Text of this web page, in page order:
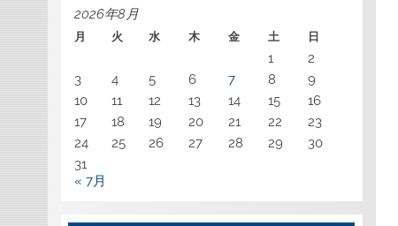
2026年8月
月 火 水 木 金 土 日
1
2
3
4 5 6 7 8
9
10
11 12 13 14 15
16
17
18 19 20 21 22
23
24
25 26 27 28 29
30
31
« 7月